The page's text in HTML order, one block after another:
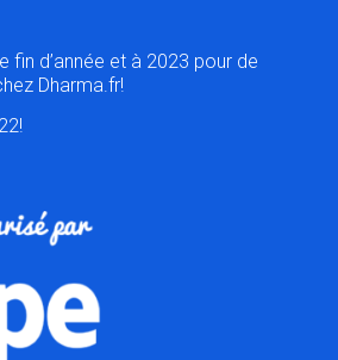
fin d’année et à 2023 pour de
Dharma.fr!